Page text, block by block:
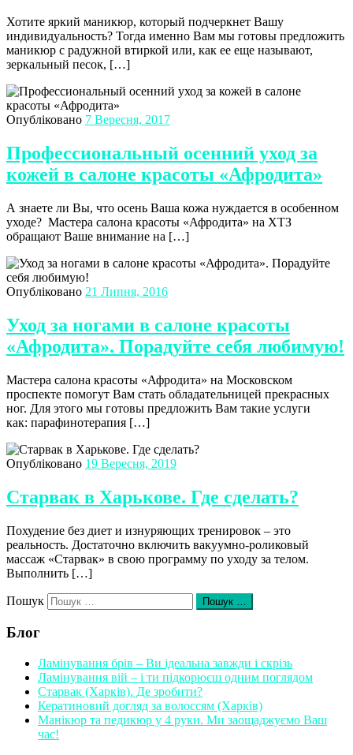
Хотите яркий маникюр, который подчеркнет Вашу
индивидуальность? Тогда именно Вам мы готовы предложить
маникюр с радужной втиркой или, как ее еще называют,
зеркальный песок, […]
Опубліковано 7 Вересня, 2017
Профессиональный осенний уход за
кожей в салоне красоты «Афродита»
А знаете ли Вы, что осень Ваша кожа нуждается в особенном
уходе? Мастера салона красоты «Афродита» на ХТЗ
обращают Ваше внимание на […]
Опубліковано 21 Липня, 2016
Уход за ногами в салоне красоты
«Афродита». Порадуйте себя любимую!
Мастера салона красоты «Афродита» на Московском
проспекте помогут Вам стать обладательницей прекрасных
ног. Для этого мы готовы предложить Вам такие услуги
как: парафинотерапия […]
Опубліковано 19 Вересня, 2019
Старвак в Харькове. Где сделать?
Похудение без диет и изнуряющих тренировок – это
реальность. Достаточно включить вакуумно-роликовый
массаж «Старвак» в свою программу по уходу за телом.
Выполнить […]
Пошук Пошук …
Блог
Ламінування брів – Ви ідеальна завжди і скрізь
Ламінування вій – і ти підкорюєш одним поглядом
Старвак (Харків). Де зробити?
Кератиновий догляд за волоссям (Харків)
Манікюр та педикюр у 4 руки. Ми заощаджуємо Ваш
час!